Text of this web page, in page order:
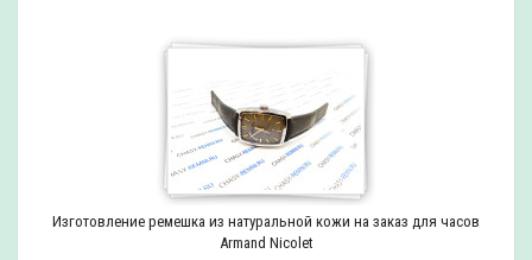
Изготовление ремешка из натуральной кожи на заказ для часов
Armand Nicolet